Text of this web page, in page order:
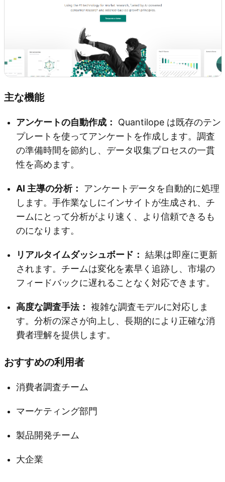
主な機能
アンケートの自動作成：
Quantilope は既存のテン
プレートを使ってアンケートを作成します。調査
の準備時間を節約し、データ収集プロセスの一貫
性を高めます。
AI 主導の分析：
アンケートデータを自動的に処理
します。手作業なしにインサイトが生成され、チ
ームにとって分析がより速く、より信頼できるも
のになります。
リアルタイムダッシュボード： 結果は即座に更新
されます。チームは変化を素早く追跡し、市場の
フィードバックに遅れることなく対応できます。
高度な調査手法： 複雑な調査モデルに対応しま
す。分析の深さが向上し、長期的により正確な消
費者理解を提供します。
おすすめの利用者
消費者調査チーム
マーケティング部門
製品開発チーム
大企業